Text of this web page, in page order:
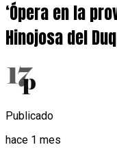
‘Ópera en la
Hinojosa del
Publicado
hace 1 mes